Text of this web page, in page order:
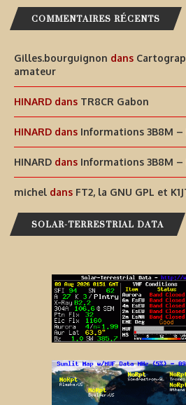
COMMENTAIRES RÉCENTS
Gilles.bourguignon dans
amateur
HINARD dans TR8CR Gabon
HINARD dans Informations 3B8M –
HINARD dans Informations 3B8M –
michel dans FT2, la GNU GPL et
SOLAR-TERRESTRIAL DATA